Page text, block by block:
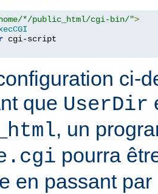
*/public_html/cgi-bin/">
ci-
que UserDir
, un
pourra
en passant par